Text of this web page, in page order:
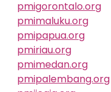
pmigorontalo.org
pmimaluku.org
pmipapua.org
pmiriau.org
pmimedan.org
pmipalembang.org